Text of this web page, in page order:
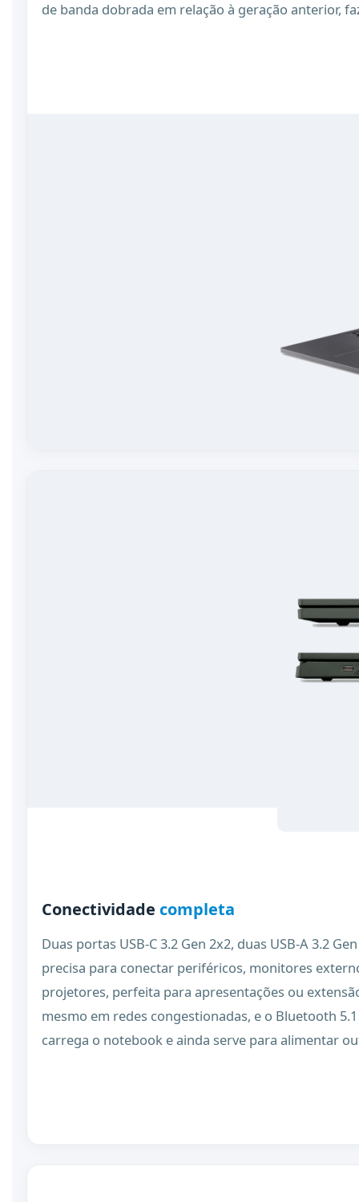
de banda dobrada em relação à geração anterior,
Conectividade completa
Duas portas USB-C 3.2 Gen 2x2, duas USB-A 3.2
precisa para conectar periféricos, monitores
projetores, perfeita para apresentações ou
mesmo em redes congestionadas, e o Bluetooth
carrega o notebook e ainda serve para alimentar